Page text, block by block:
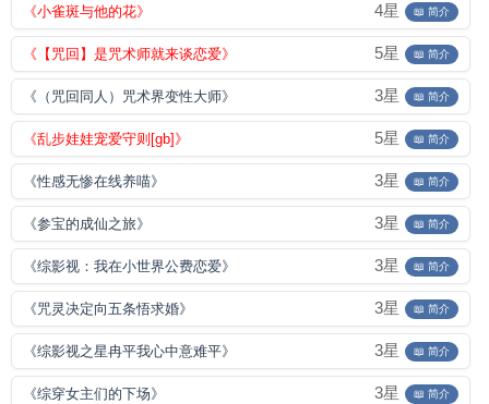
《小雀斑与他的花》 4星 📖 简介
《【咒回】是咒术师就来谈恋爱》 5星 📖 简介
《（咒回同人）咒术界变性大师》 3星 📖 简介
《乱步娃娃宠爱守则[gb]》 5星 📖 简介
《性感无惨在线养喵》 3星 📖 简介
《参宝的成仙之旅》 3星 📖 简介
《综影视：我在小世界公费恋爱》 3星 📖 简介
《咒灵决定向五条悟求婚》 3星 📖 简介
《综影视之星冉平我心中意难平》 3星 📖 简介
《综穿女主们的下场》 3星 📖 简介